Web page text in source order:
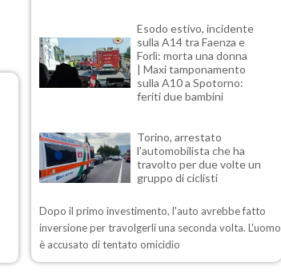
Esodo estivo, incidente
sulla A14 tra Faenza e
Forlì: morta una donna
| Maxi tamponamento
sulla A10 a Spotorno:
feriti due bambini
Torino, arrestato
l'automobilista che ha
travolto per due volte un
gruppo di ciclisti
Dopo il primo investimento, l'auto avrebbe fatto
inversione per travolgerli una seconda volta. L'uomo
è accusato di tentato omicidio